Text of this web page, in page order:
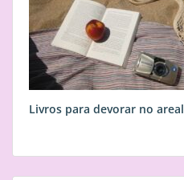
Livros para devorar no areal